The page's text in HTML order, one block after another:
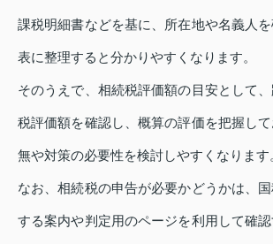
課税明細書などを基に、所在地や名義人
表に整理すると分かりやすくなります。
そのうえで、相続税評価額の目安として
税評価額を確認し、概算の評価を把握し
無や対策の必要性を検討しやすくなります
なお、相続税の申告が必要かどうかは、
する案内や判定用のページを利用して確